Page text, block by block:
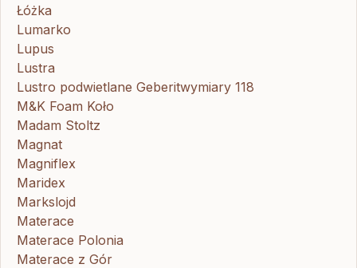
Łóżka
Lumarko
Lupus
Lustra
Lustro podwietlane Geberitwymiary 118
M&K Foam Koło
Madam Stoltz
Magnat
Magniflex
Maridex
Markslojd
Materace
Materace Polonia
Materace z Gór